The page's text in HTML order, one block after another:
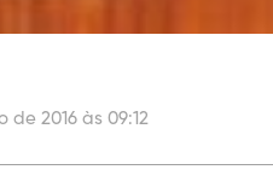
de 2016 às 09:12